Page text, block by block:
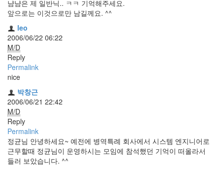
냠냠은 제 일반닉.. ㅋㅋ 기억해주세요.
앞으로는 이것으로만 남길께요. ^^
leo
2006/06/22 06:22
M/D
Reply
Permalink
nice
박창근
2006/06/21 22:42
M/D
Reply
Permalink
정균님 안녕하세요~ 예전에 병역특례 회사에서 시스템 엔지니어로
근무할때 정균님이 운영하시는 모임에 참석했던 기억이 떠올라서
들러 보았습니다. ^^
Daweikala
AA
1.5V
Li-
ion
3800...
by
정
균
Daweikala
AA
1.5V
Li-
ion